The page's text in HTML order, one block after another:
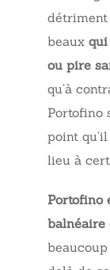
détriment
beaux qui
ou pire
qu’à
Portofino
point
lieu à
Portofino
balnéaire